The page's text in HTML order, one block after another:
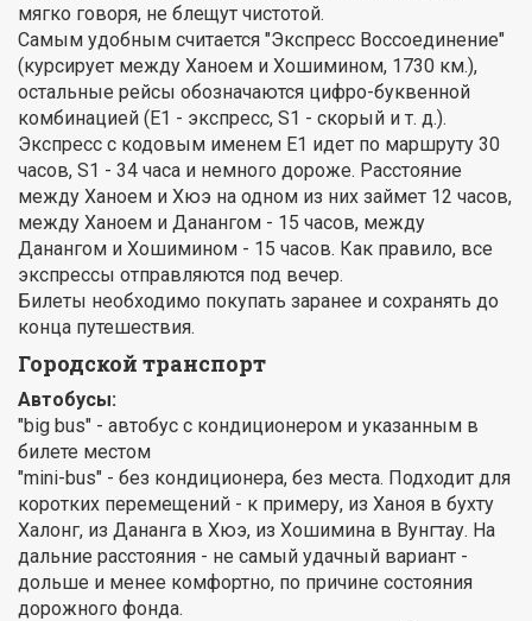
мягко говоря, не блещут чистотой.
Самым удобным считается "Экспресс Воссоединение"
(курсирует между Ханоем и Хошимином, 1730 км.),
остальные рейсы обозначаются цифро-буквенной
комбинацией (E1 - экспресс, S1 - скорый и т. д.).
Экспресс с кодовым именем E1 идет по маршруту 30
часов, S1 - 34 часа и немного дороже. Расстояние
между Ханоем и Хюэ на одном из них займет 12 часов,
между Ханоем и Данангом - 15 часов, между
Данангом и Хошимином - 15 часов. Как правило, все
экспрессы отправляются под вечер.
Билеты необходимо покупать заранее и сохранять до
конца путешествия.
Городской транспорт
Автобусы:
"big bus" - автобус с кондиционером и указанным в
билете местом
"mini-bus" - без кондиционера, без места. Подходит для
коротких перемещений - к примеру, из Ханоя в бухту
Халонг, из Дананга в Хюэ, из Хошимина в Вунгтау. На
дальние расстояния - не самый удачный вариант -
дольше и менее комфортно, по причине состояния
дорожного фонда.